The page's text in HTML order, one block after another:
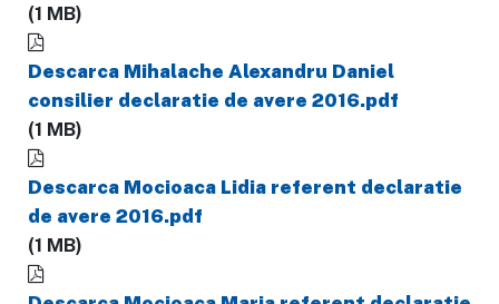
(1 MB)
Descarca Mihalache Alexandru Daniel
consilier declaratie de avere 2016.pdf
(1 MB)
Descarca Mocioaca Lidia referent declaratie
de avere 2016.pdf
(1 MB)